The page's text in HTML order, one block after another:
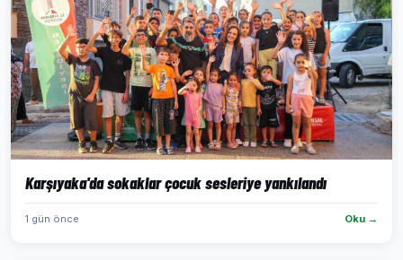
Karşıyaka'da sokaklar çocuk sesleriye yankılandı
1 gün önce Oku →